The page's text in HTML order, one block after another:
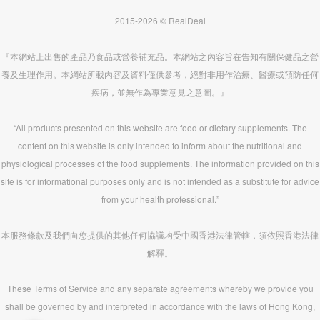
2015-2026 © RealDeal
『本網站上出售的產品乃食品或營養補充品。本網站之內容旨在告知有關保健品之營
養及生理作用。本網站所載內容及資料僅供參考，絕對非用作治療、醫療或預防任何
疾病，並無作為專業意見之意圖。』
“All products presented on this website are food or dietary supplements. The
content on this website is only intended to inform about the nutritional and
physiological processes of the food supplements. The information provided on this
site is for informational purposes only and is not intended as a substitute for advice
from your health professional.”
本服務條款及我們向您提供的其他任何協議均受中國香港法律管轄，須依照香港法律
解釋。
These Terms of Service and any separate agreements whereby we provide you
shall be governed by and interpreted in accordance with the laws of Hong Kong,